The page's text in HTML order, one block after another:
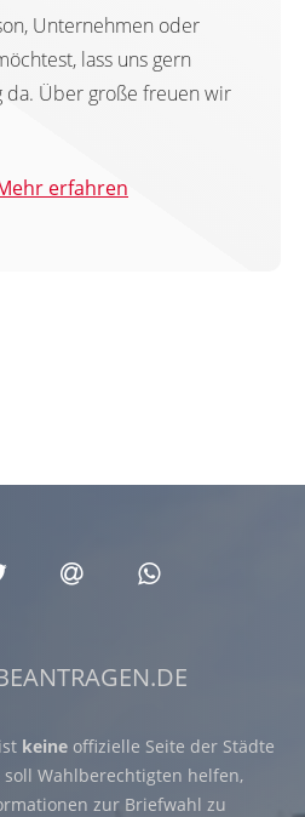
Unternehmen oder
lass uns gern
da. Über große freuen wir
erfahren
ist keine offizielle Seite der Städte
Wahlberechtigten helfen,
zur Briefwahl zu